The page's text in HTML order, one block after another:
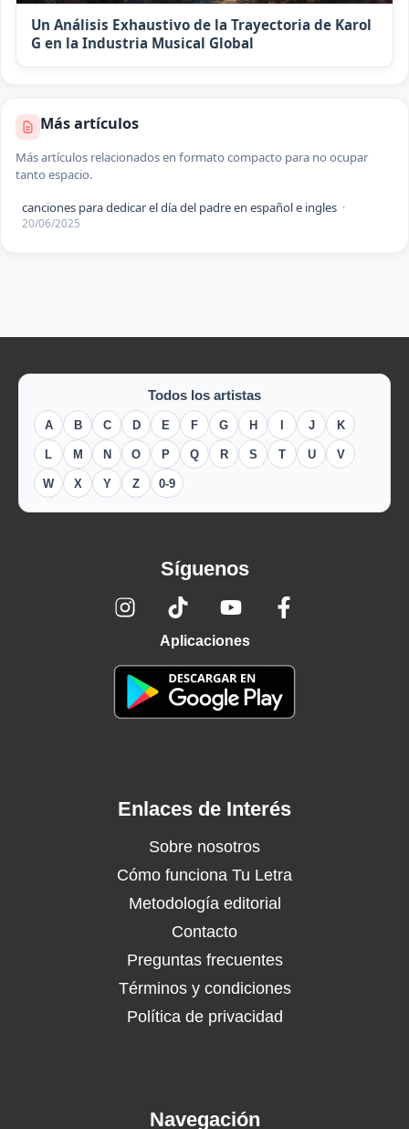
Un Análisis Exhaustivo de la Trayectoria de Karol
G en la Industria Musical Global
Más artículos
Más artículos relacionados en formato compacto para no ocupar
tanto espacio.
canciones para dedicar el día del padre en español e ingles ·
20/06/2025
Todos los artistas
A B C D E F G H J K
L M N O P Q R S T U V
W X Y Z 0-9
Síguenos
Aplicaciones
Enlaces de Interés
Sobre nosotros
Cómo funciona Tu Letra
Metodología editorial
Contacto
Preguntas frecuentes
Términos y condiciones
Política de privacidad
Navegación